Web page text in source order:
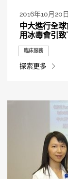
2016年10月20日
中大進行全
用冰毒會引
臨床服務
探索更多